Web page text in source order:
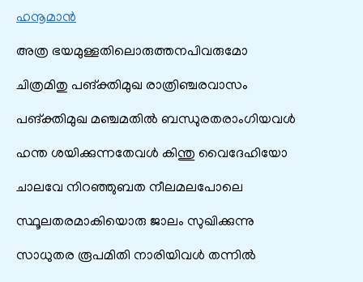
ഹനൂമാൻ
അത്ര ഭയമുള്ളതിലൊരുത്തനപിവരുമോ
ചിത്രമിതു പങ്‌ക്തിമുഖ രാത്രിഞ്ചരവാസം
പങ്‌ക്തിമുഖ മഞ്ചമതില്‍ ബന്ധുരതരാംഗിയവള്‍
ഹന്ത ശയിക്കുന്നതേവള്‍ കിന്തു വൈദേഹിയോ
ചാലവേ നിറഞ്ഞുബത നീലമലപോലെ
സ്ഥൂലതരമാകിയൊരു ജാലം സുഖിക്കുന്നു
സാധുതര രൂപമിതി നാരിയിവള്‍ തന്നില്‍